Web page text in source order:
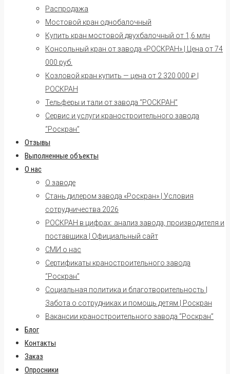
Распродажа
Мостовой кран однобалочный
Купить кран мостовой двухбалочный от 1,6 млн
Консольный кран от завода «РОСКРАН» | Цена от 74
000 руб.
Козловой кран купить — цена от 2 320 000 ₽ |
РОСКРАН
Тельферы и тали от завода “РОСКРАН”
Сервис и услуги краностроительного завода
“Роскран”
Отзывы
Выполненные объекты
О нас
О заводе
Стань дилером завода «Роскран» | Условия
сотрудничества 2026
РОСКРАН в цифрах: анализ завода, производителя и
поставщика | Официальный сайт
СМИ о нас
Сертификаты краностроительного завода
“Роскран”
Социальная политика и благотворительность |
Забота о сотрудниках и помощь детям | Роскран
Вакансии краностроительного завода “Роскран”
Блог
Контакты
Заказ
Опросники